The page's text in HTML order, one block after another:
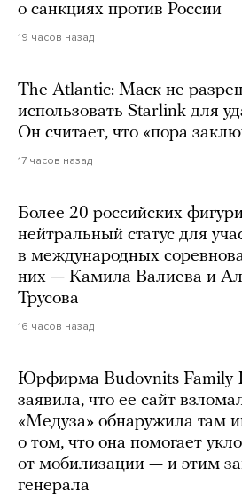
о санкциях против России
19 часов назад
The Atlantic: Маск не
использовать Starlink для
Он считает, что «пора
17 часов назад
Более 20 российских
нейтральный статус для
в международных
них — Камила Валиева и
Трусова
16 часов назад
Юрфирма Budovnits Family
заявила, что ее сайт
«Медуза» обнаружила там
о том, что она помогает
от мобилизации — и этим
генерала